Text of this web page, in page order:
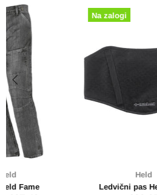
Ni zaloge ? Pokličite
Zaščitni vosek za usnje Held